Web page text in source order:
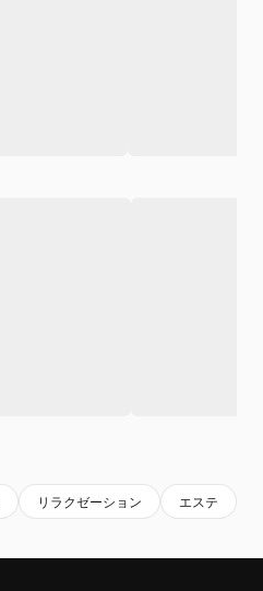
リラクゼーション エステ